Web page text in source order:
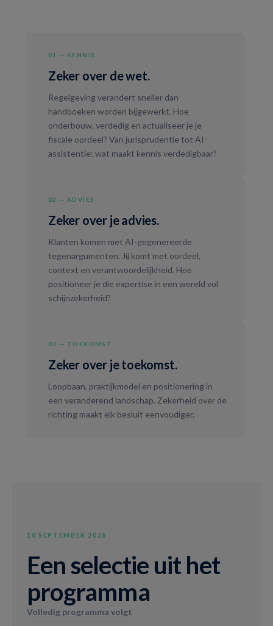
01 — KENNIS
Zeker over de wet.
Regelgeving verandert sneller dan
handboeken worden bijgewerkt. Hoe
onderbouw, verdedig en actualiseer je je
fiscale oordeel? Van jurisprudentie tot AI-
assistentie: wat maakt kennis verdedigbaar?
02 — ADVIES
Zeker over je advies.
Klanten komen met AI-gegenereerde
tegenargumenten. Jij komt met oordeel,
context en verantwoordelijkheid. Hoe
positioneer je die expertise in een wereld vol
schijnzekerheid?
03 — TOEKOMST
Zeker over je toekomst.
Loopbaan, praktijkmodel en positionering in
een veranderend landschap. Zekerheid over de
richting maakt elk besluit eenvoudiger.
10 SEPTEMBER 2026
Een selectie uit het
programma
Volledig programma volgt